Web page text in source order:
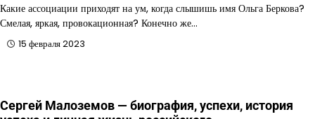
Какие ассоциации приходят на ум, когда слышишь имя Ольга Беркова?
Смелая, яркая, провокационная? Конечно же…
15 февраля 2023
Сергей Малоземов — биография, успехи, история